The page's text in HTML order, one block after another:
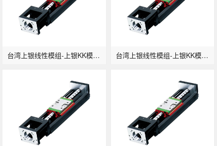
台湾上银线性模组-上银KK模组东莞现货KK6005C-500A1-F0 台湾上银线性模组-上银KK模组KK6005C-600A1-F0